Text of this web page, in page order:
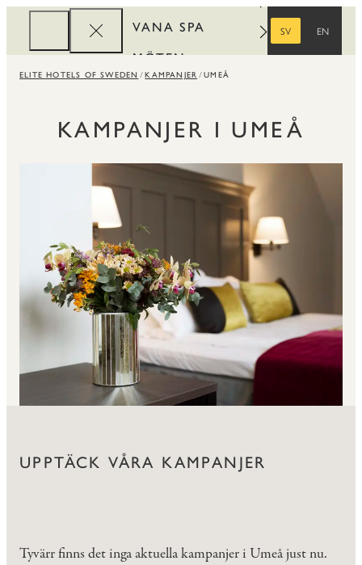
VANA SPA
MÖTEN
REWARDS
SV
EN
ELITE HOTELS OF SWEDEN KAMPANJER UMEÅ
KAMPANJER I UMEÅ
UPPTÄCK VÅRA KAMPANJER
Tyvärr finns det inga aktuella kampanjer i Umeå just nu.